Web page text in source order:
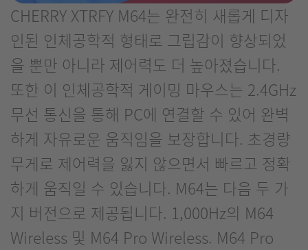
CHERRY XTRFY M64는 완전히 새롭게 디자
인된 인체공학적 형태로 그립감이 향상되었
을 뿐만 아니라 제어력도 더 높아졌습니다.
또한 이 인체공학적 게이밍 마우스는 2.4GHz
무선 통신을 통해 PC에 연결할 수 있어 완벽
하게 자유로운 움직임을 보장합니다. 초경량
무게로 제어력을 잃지 않으면서 빠르고 정확
하게 움직일 수 있습니다. M64는 다음 두 가
지 버전으로 제공됩니다. 1,000Hz의 M64
Wireless 및 M64 Pro Wireless. M64 Pro